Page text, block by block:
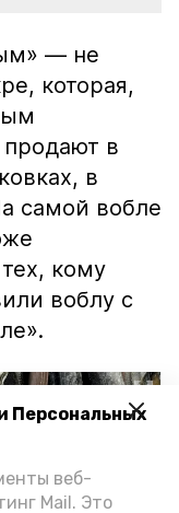
Персональных
веб-
Mail. Это
— не
которая,
в
в
самой вобле
кому
воблу с